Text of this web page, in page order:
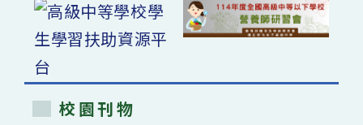
校園刊物